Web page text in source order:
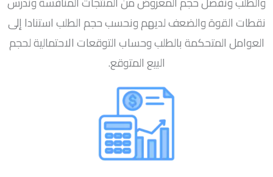
نقطات القوة والضعف لديهم ونحسب حجم الطلب استنادا إلى
العوامل المتحكمة بالطلب وحساب التوقعات الاحتمالية لحجم
البيع المتوقع.